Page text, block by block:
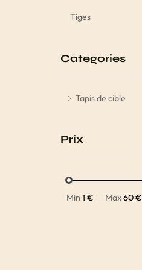
Tiges
Categories
Tapis de cible
Prix
Min 1 € Max60 €